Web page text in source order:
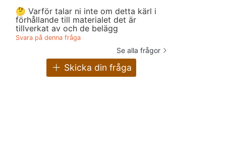
🤔 Varför talar ni inte om detta kärl i
förhållande till materialet det är
tillverkat av och de belägg
Svara på denna fråga
Se alla frågor
Skicka din fråga